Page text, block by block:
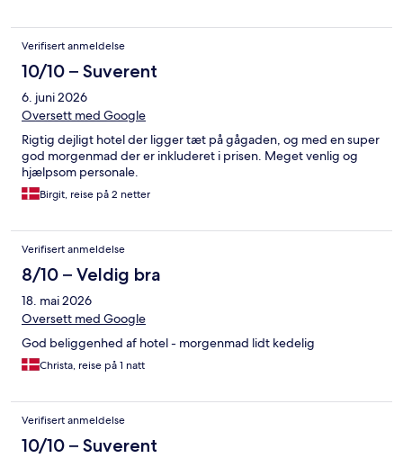
Verifisert anmeldelse
10/10 – Suverent
6. juni 2026
Oversett med Google
Rigtig dejligt hotel der ligger tæt på gågaden, og med en super
god morgenmad der er inkluderet i prisen. Meget venlig og
hjælpsom personale.
Birgit, reise på 2 netter
Verifisert anmeldelse
8/10 – Veldig bra
18. mai 2026
Oversett med Google
God beliggenhed af hotel - morgenmad lidt kedelig
Christa, reise på 1 natt
Verifisert anmeldelse
10/10 – Suverent